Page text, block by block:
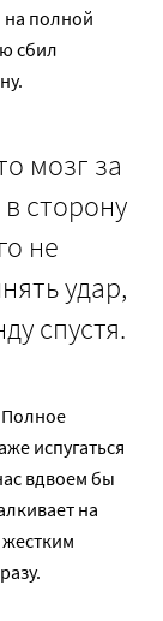
на полной
сбил
мозг за
сторону
не
удар,
спустя.
Полное
испугаться
вдвоем бы
на